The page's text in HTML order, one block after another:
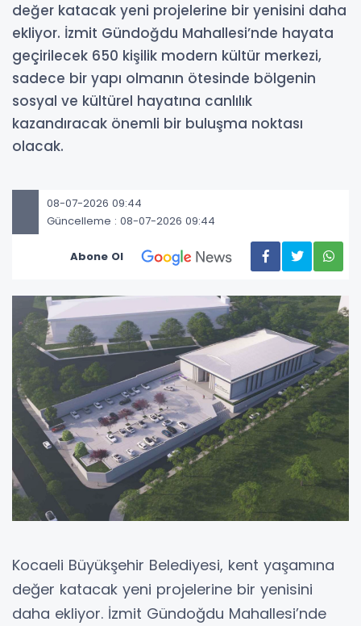
değer katacak yeni projelerine bir yenisini daha
ekliyor. İzmit Gündoğdu Mahallesi’nde hayata
geçirilecek 650 kişilik modern kültür merkezi,
sadece bir yapı olmanın ötesinde bölgenin
sosyal ve kültürel hayatına canlılık
kazandıracak önemli bir buluşma noktası
olacak.
08-07-2026 09:44
Güncelleme : 08-07-2026 09:44
Abone Ol
Kocaeli Büyükşehir Belediyesi, kent yaşamına
değer katacak yeni projelerine bir yenisini
daha ekliyor. İzmit Gündoğdu Mahallesi’nde